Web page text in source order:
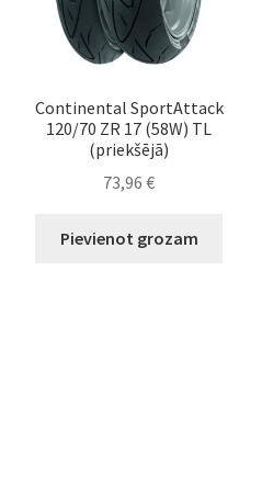
Continental SportAttack
120/70 ZR 17 (58W) TL
(priekšējā)
73,96€
Pievienot grozam